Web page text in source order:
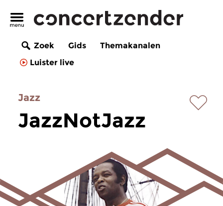
Zoek Gids
Themakanalen
Luister live
Jazz
JazzNotJazz